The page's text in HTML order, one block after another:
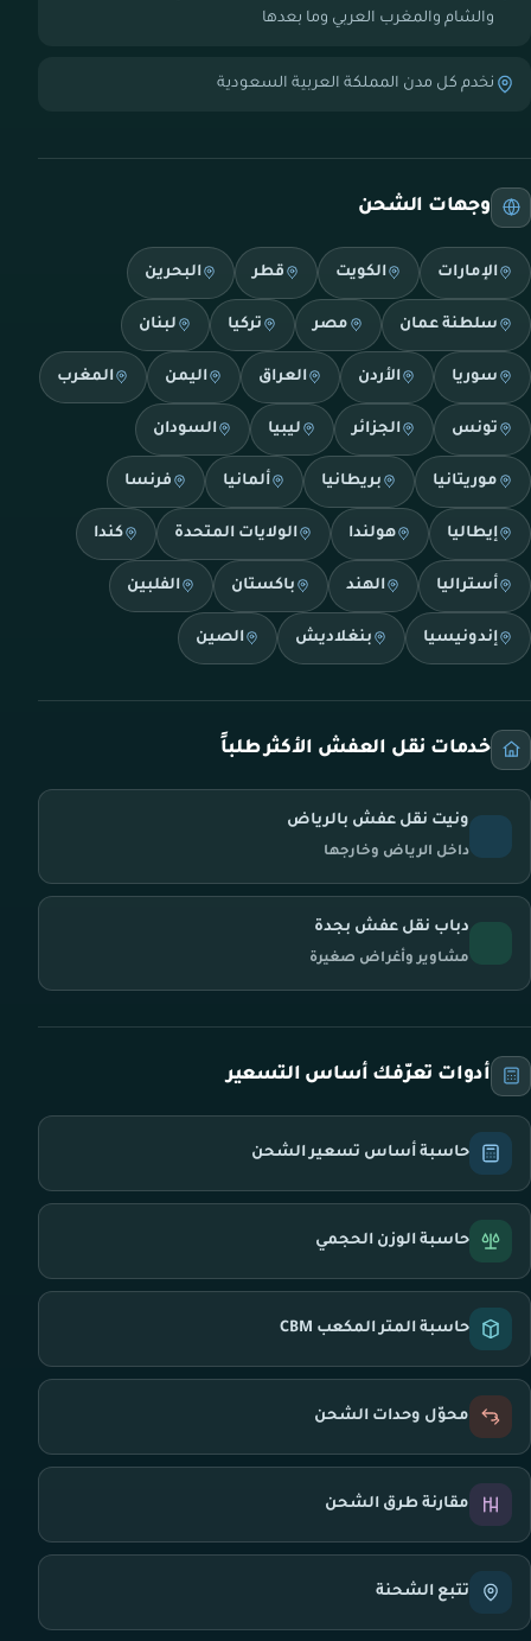
والشام والمغرب العربي وما بعدها
نخدم كل مدن المملكة العربية السعودية
وجهات الشحن
الإمارات الكويت قطر البحرين
سلطنة عمان مصر تركيا لبنان
سوريا الأردن العراق اليمن المغرب
تونس الجزائر ليبيا السودان
موريتانيا بريطانيا ألمانيا فرنسا
إيطاليا هولندا الولايات المتحدة كندا
أستراليا الهند باكستان الفلبين
إندونيسيا بنغلاديش الصين
خدمات نقل العفش الأكثر طلباً
ونيت نقل عفش بالرياض
داخل الرياض وخارجها
دباب نقل عفش بجدة
مشاوير وأغراض صغيرة
أدوات تعرّفك أساس التسعير
حاسبة أساس تسعير الشحن
حاسبة الوزن الحجمي
حاسبة المتر المكعب CBM
محوّل وحدات الشحن
مقارنة طرق الشحن
تتبع الشحنة